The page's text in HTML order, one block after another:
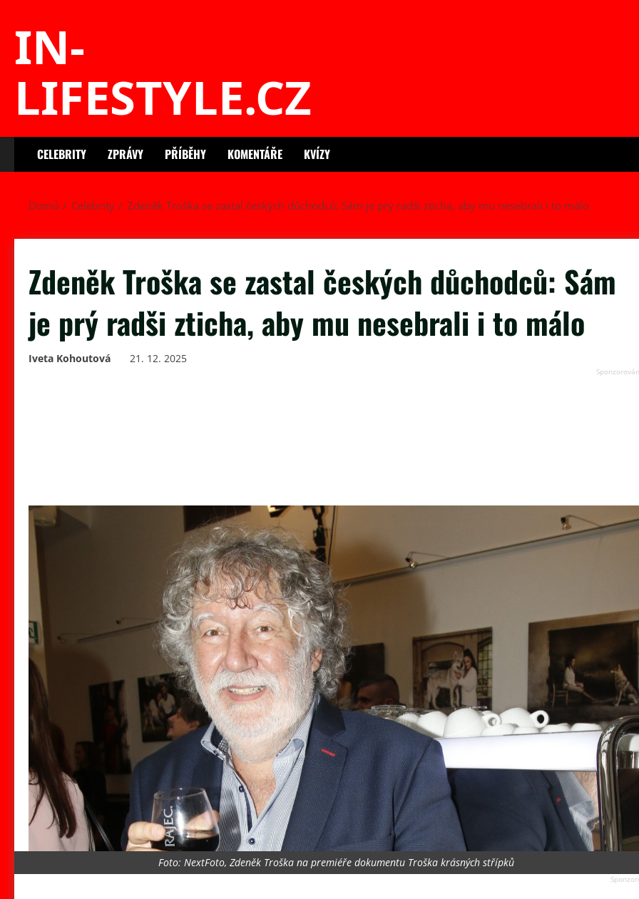
IN-
LIFESTYLE.CZ
CELEBRITY ZPRÁVY PŘÍBĚHY KOMENTÁŘE KVÍZY
Domů Celebrity Zdeněk Troška se zastal českých důchodců: Sám je prý radši zticha, aby mu nesebrali i to málo
Zdeněk Troška se zastal českých důchodců: Sám
je prý radši zticha, aby mu nesebrali i to málo
Iveta Kohoutová 21. 12. 2025
Foto: NextFoto, Zdeněk Troška na premiéře dokumentu Troška krásných střípků